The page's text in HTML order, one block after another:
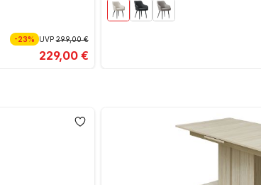
-23% UVP299,00 €
229,00 €